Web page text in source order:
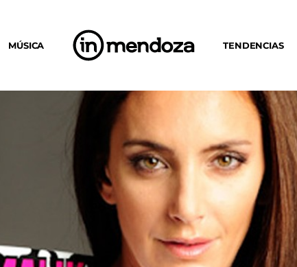
MÚSICA TENDENCIAS